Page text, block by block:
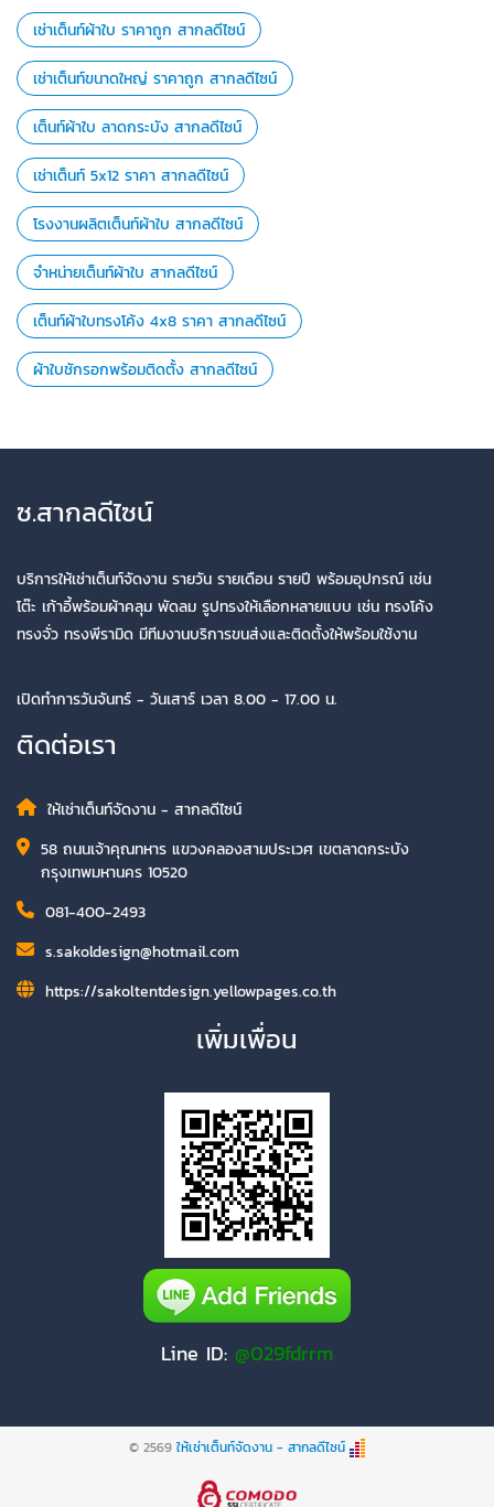
เช่าเต็นท์ผ้าใบ ราคาถูก สากลดีไซน์
เช่าเต็นท์ขนาดใหญ่ ราคาถูก สากลดีไซน์
เต็นท์ผ้าใบ ลาดกระบัง สากลดีไซน์
เช่าเต็นท์ 5x12 ราคา สากลดีไซน์
โรงงานผลิตเต็นท์ผ้าใบ สากลดีไซน์
จำหน่ายเต็นท์ผ้าใบ สากลดีไซน์
เต็นท์ผ้าใบทรงโค้ง 4x8 ราคา สากลดีไซน์
ผ้าใบชักรอกพร้อมติดตั้ง สากลดีไซน์
ซ.สากลดีไซน์
บริการให้เช่าเต็นท์จัดงาน รายวัน รายเดือน รายปี พร้อมอุปกรณ์ เช่น
โต๊ะ เก้าอี้พร้อมผ้าคลุม พัดลม รูปทรงให้เลือกหลายแบบ เช่น ทรงโค้ง
ทรงจั่ว ทรงพีรามิด มีทีมงานบริการขนส่งและติดตั้งให้พร้อมใช้งาน
เปิดทำการวันจันทร์ - วันเสาร์ เวลา 8.00 - 17.00 น.
ติดต่อเรา
ให้เช่าเต็นท์จัดงาน - สากลดีไซน์
58 ถนนเจ้าคุณทหาร แขวงคลองสามประเวศ เขตลาดกระบัง
กรุงเทพมหานคร 10520
081-400-2493
s.sakoldesign@hotmail.com
https://sakoltentdesign.yellowpages.co.th
เพิ่มเพื่อน
Line ID: @029fdrrm
© 2569 ให้เช่าเต็นท์จัดงาน - สากลดีไซน์